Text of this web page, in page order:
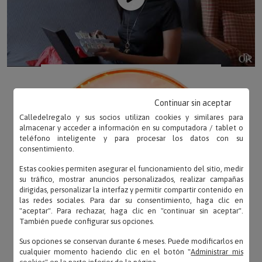
Calledelregalo y sus socios utilizan cookies y similares para
almacenar y acceder a información en su computadora / tablet o
teléfono inteligente y para procesar los datos con su
consentimiento.
Estas cookies permiten asegurar el funcionamiento del sitio, medir
su tráfico, mostrar anuncios personalizados, realizar campañas
dirigidas, personalizar la interfaz y permitir compartir contenido en
las redes sociales. Para dar su consentimiento, haga clic en
"aceptar". Para rechazar, haga clic en "continuar sin aceptar".
También puede configurar sus opciones.
Sus opciones se conservan durante 6 meses. Puede modificarlos en
cualquier momento haciendo clic en el botón "Administrar mis
Continuar sin aceptar